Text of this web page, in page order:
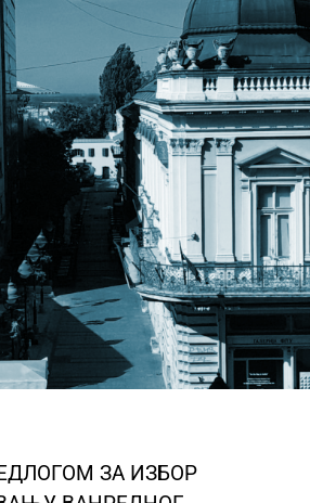
ЗА ИЗБОР